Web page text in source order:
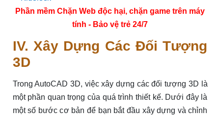
Phần mềm Chặn Web độc hại, chặn game trên máy
tính - Bảo vệ trẻ 24/7
IV. Xây Dựng Các Đối Tượng
3D
Trong AutoCAD 3D, việc xây dựng các đối tượng 3D là
một phần quan trọng của quá trình thiết kế. Dưới đây là
một số bước cơ bản để bạn bắt đầu xây dựng và chỉnh